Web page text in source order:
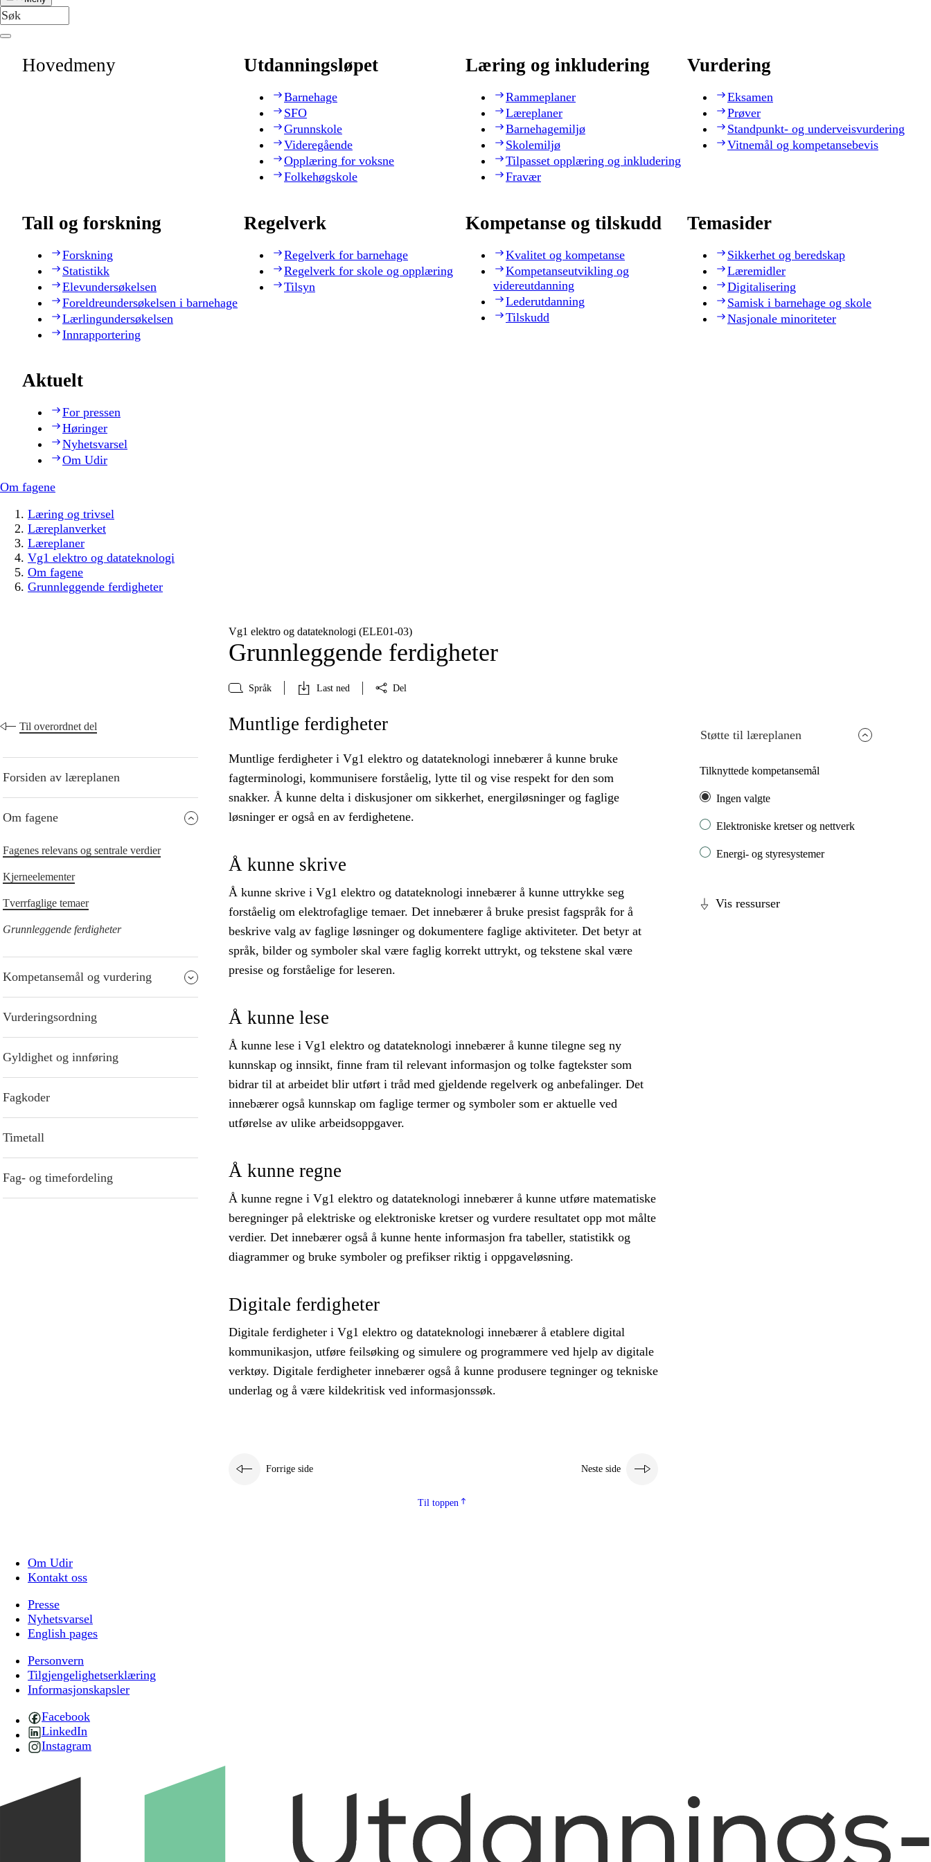
Hovedmeny Utdanningsløpet
Barnehage
SFO
Grunnskole
Videregående
Opplæring for voksne
Folkehøgskole
Læring og inkludering
Rammeplaner
Læreplaner
Barnehagemiljø
Skolemiljø
Tilpasset opplæring og inkludering
Fravær
Vurdering
Eksamen
Prøver
Standpunkt- og underveisvurdering
Vitnemål og kompetansebevis
Tall og forskning
Forskning
Statistikk
Elevundersøkelsen
Foreldreundersøkelsen i barnehage
Lærlingundersøkelsen
Innrapportering
Regelverk
Regelverk for barnehage
Regelverk for skole og opplæring
Tilsyn
Kompetanse og tilskudd
Kvalitet og kompetanse
Kompetanseutvikling og
videreutdanning
Lederutdanning
Tilskudd
Temasider
Sikkerhet og beredskap
Læremidler
Digitalisering
Samisk i barnehage og skole
Nasjonale minoriteter
Aktuelt
For pressen
Høringer
Nyhetsvarsel
Om Udir
Om fagene
Læring og trivsel
Læreplanverket
Læreplaner
Vg1 elektro og datateknologi
Om fagene
Grunnleggende ferdigheter
Vg1 elektro og datateknologi (ELE01‑03)
Grunnleggende ferdigheter
Språk Last ned Del
Til overordnet del
Forsiden av læreplanen
Om fagene
Fagenes relevans og sentrale verdier
Kjerneelementer
Tverrfaglige temaer
Grunnleggende ferdigheter
Kompetansemål og vurdering
Vurderingsordning
Gyldighet og innføring
Fagkoder
Timetall
Fag- og timefordeling
Støtte til læreplanen
Tilknyttede kompetansemål
Ingen valgte
Elektroniske kretser og nettverk
Energi- og styresystemer
Vis ressurser
Muntlige ferdigheter
Muntlige ferdigheter i Vg1 elektro og datateknologi innebærer å kunne bruke
fagterminologi, kommunisere forståelig, lytte til og vise respekt for den som
snakker. Å kunne delta i diskusjoner om sikkerhet, energiløsninger og faglige
løsninger er også en av ferdighetene.
Å kunne skrive
Å kunne skrive i Vg1 elektro og datateknologi innebærer å kunne uttrykke seg
forståelig om elektrofaglige temaer. Det innebærer å bruke presist fagspråk for å
beskrive valg av faglige løsninger og dokumentere faglige aktiviteter. Det betyr at
språk, bilder og symboler skal være faglig korrekt uttrykt, og tekstene skal være
presise og forståelige for leseren.
Å kunne lese
Å kunne lese i Vg1 elektro og datateknologi innebærer å kunne tilegne seg ny
kunnskap og innsikt, finne fram til relevant informasjon og tolke fagtekster som
bidrar til at arbeidet blir utført i tråd med gjeldende regelverk og anbefalinger. Det
innebærer også kunnskap om faglige termer og symboler som er aktuelle ved
utførelse av ulike arbeidsoppgaver.
Å kunne regne
Å kunne regne i Vg1 elektro og datateknologi innebærer å kunne utføre matematiske
beregninger på elektriske og elektroniske kretser og vurdere resultatet opp mot målte
verdier. Det innebærer også å kunne hente informasjon fra tabeller, statistikk og
diagrammer og bruke symboler og prefikser riktig i oppgaveløsning.
Digitale ferdigheter
Digitale ferdigheter i Vg1 elektro og datateknologi innebærer å etablere digital
kommunikasjon, utføre feilsøking og simulere og programmere ved hjelp av digitale
verktøy. Digitale ferdigheter innebærer også å kunne produsere tegninger og tekniske
underlag og å være kildekritisk ved informasjonssøk.
Forrige side Neste side
Til toppen
Om Udir
Kontakt oss
Presse
Nyhetsvarsel
English pages
Personvern
Tilgjengelighetserklæring
Informasjonskapsler
Facebook
LinkedIn
Instagram